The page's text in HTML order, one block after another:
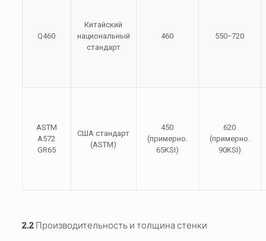
Q460
Китайский
национальный
стандарт
460 550−720
ASTM
A572
GR65
США стандарт
(ASTM)
450
(примерно.
65KSI)
620
(примерно.
90KSI)
2.2 Производительность и толщина стенки